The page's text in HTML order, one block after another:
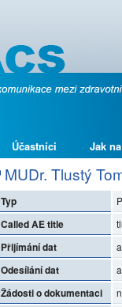
Účastníci Jak
MUDr. Tlustý
Typ
Called AE title
Přijímání dat
Odesílání dat
Žádosti o dokumentaci